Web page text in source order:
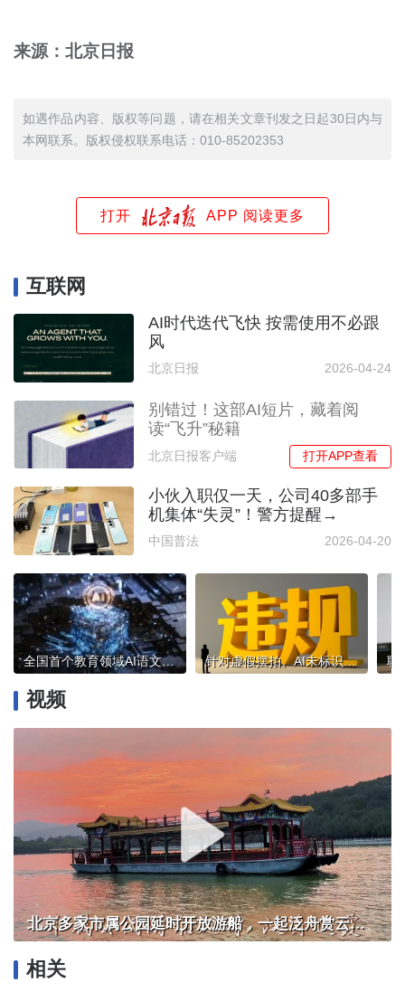
来源：北京日报
如遇作品内容、版权等问题，请在相关文章刊发之日起30日内与
本网联系。版权侵权联系电话：010-85202353
打开 APP 阅读更多
互联网
AI时代迭代飞快 按需使用不必跟
风
北京日报 2026-04-24
别错过！这部AI短片，藏着阅
读“飞升”秘籍
北京日报客户端 打开APP查看
小伙入职仅一天，公司40多部手
机集体“失灵”！警方提醒→
中国普法 2026-04-20
全国首个教育领域AI语文教学模型落地北京通州 针对虚假摆拍、AI未标识等问题，微博处置7960余个账号 聊
视频
北京多家市属公园延时开放游船，一起泛舟赏云霞！
相关